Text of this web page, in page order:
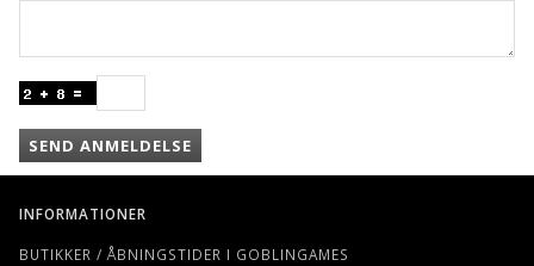
SEND ANMELDELSE
INFORMATIONER
BUTIKKER / ÅBNINGSTIDER I GOBLINGAMES